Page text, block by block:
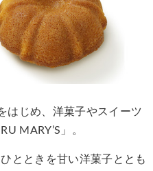
はじめ、洋菓子やスイーツ
MARY’S」。
とときを甘い洋菓子ととも